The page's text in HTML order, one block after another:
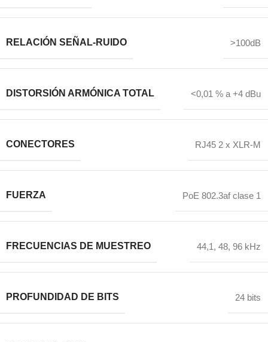
RELACIÓN SEÑAL-RUIDO >100dB
DISTORSIÓN ARMÓNICA TOTAL <0,01 % a +4 dBu
CONECTORES RJ45 2 x XLR-M
FUERZA PoE 802.3af clase 1
FRECUENCIAS DE MUESTREO 44,1, 48, 96 kHz
PROFUNDIDAD DE BITS 24 bits